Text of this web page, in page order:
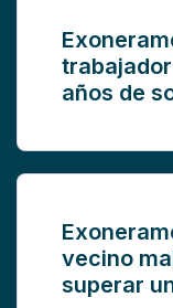
años de
vecino
superar